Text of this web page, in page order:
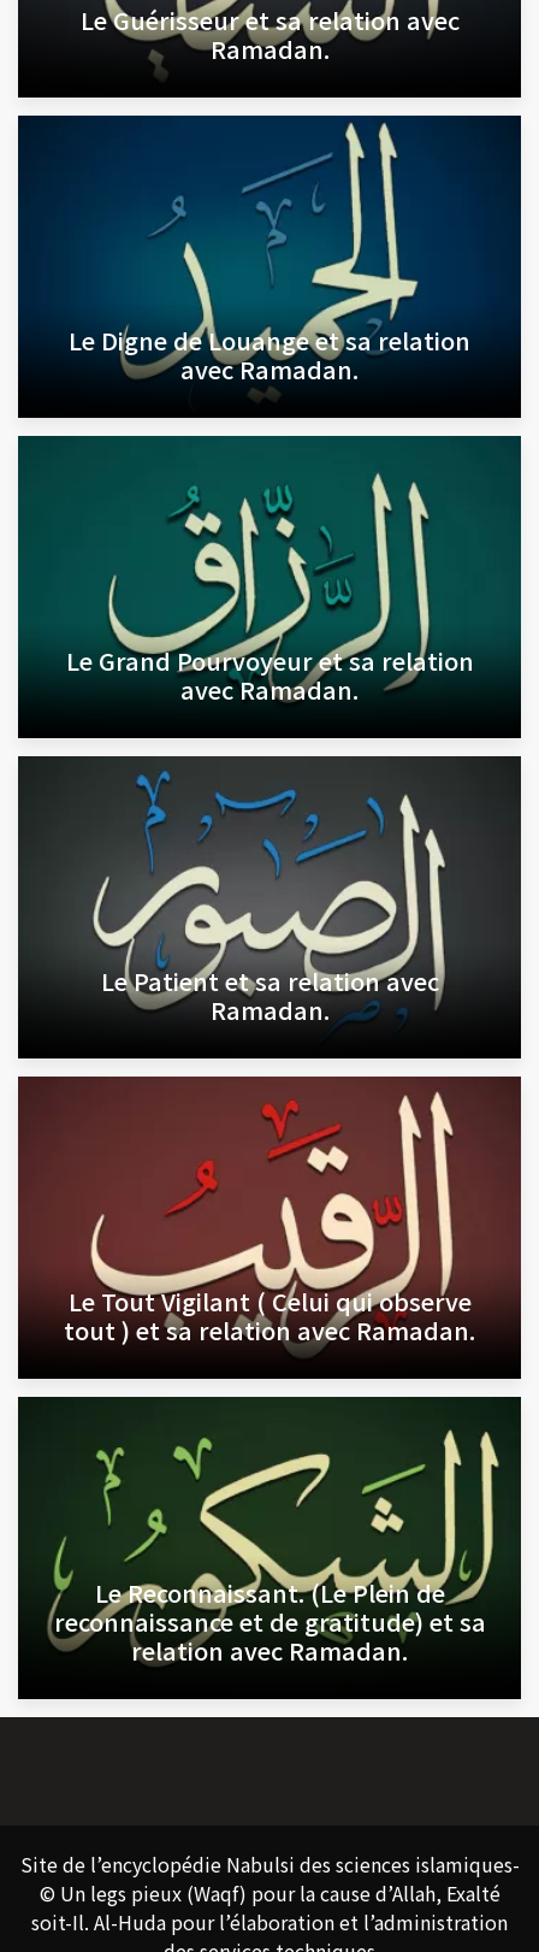
Le Guérisseur et sa relation avec
Ramadan.
Le Digne de Louange et sa relation
avec Ramadan.
Le Grand Pourvoyeur et sa relation
avec Ramadan.
Le Patient et sa relation avec
Ramadan.
Le Tout Vigilant ( Celui qui observe
tout ) et sa relation avec Ramadan.
Le Reconnaissant. (Le Plein de
reconnaissance et de gratitude) et sa
relation avec Ramadan.
Site de l’encyclopédie Nabulsi des sciences islamiques-
© Un legs pieux (Waqf) pour la cause d’Allah, Exalté
soit-Il. Al-Huda pour l’élaboration et l’administration